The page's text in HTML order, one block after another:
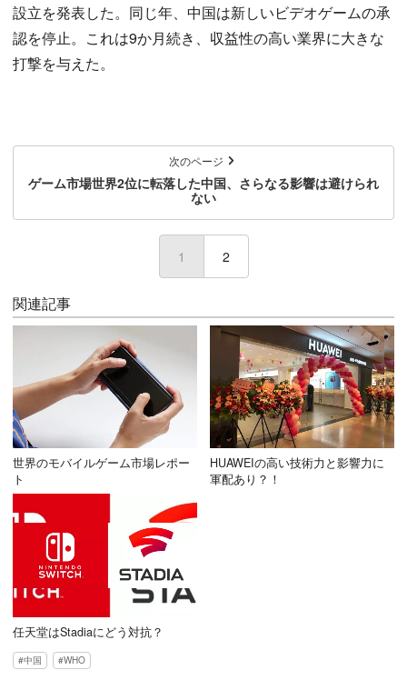
設立を発表した。同じ年、中国は新しいビデオゲームの承
認を停止。これは9か月続き、収益性の高い業界に大きな
打撃を与えた。
次のページ
ゲーム市場世界2位に転落した中国、さらなる影響は避けられ
ない
1 (current)
2
関連記事
世界のモバイルゲーム市場レポー
ト
HUAWEIの高い技術力と影響力に
軍配あり？！
任天堂はStadiaにどう対抗？
中国 WHO